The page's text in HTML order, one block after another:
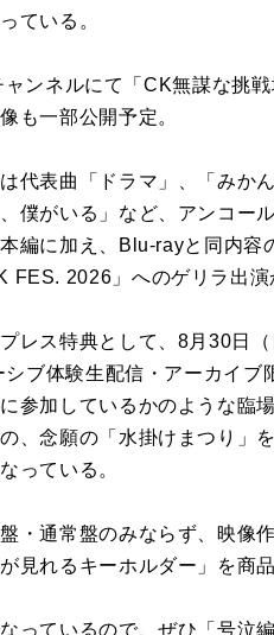
ている。
ンネルにて「CK無謀な挑
も一部公開予定。
代表曲「ドラマ」、「みか
僕がいる」など、アンコー
編に加え、Blu-rayと同内
FES. 2026」へのゲリラ出
レス特典として、8月30日
ブ体験生配信・アーカイ
参加しているかのような臨
、念願の「水掛けまつり」
っている。
・通常盤のみならず、映像
見れるキーホルダー」を商
っているので、ぜひ「号泣